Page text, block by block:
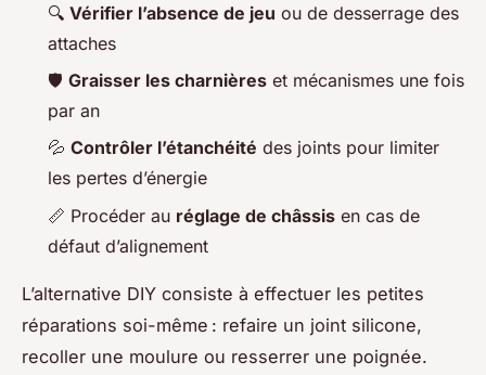
🔍 Vérifier l’absence de jeu ou de desserrage des
attaches
🛡 Graisser les charnières et mécanismes une fois
par an
💦 Contrôler l’étanchéité des joints pour limiter
les pertes d’énergie
📏 Procéder au réglage de châssis en cas de
défaut d’alignement
L’alternative DIY consiste à effectuer les petites
réparations soi-même : refaire un joint silicone,
recoller une moulure ou resserrer une poignée.